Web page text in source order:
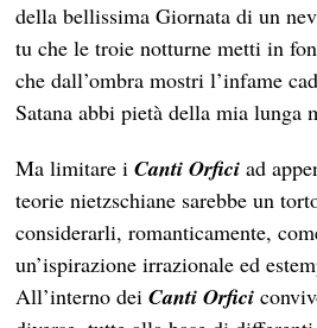
della bellissima Giornata di un
tu che le troie notturne metti in
che dall’ombra mostri l’infame
Satana abbi pietà della mia lunga
Ma limitare iCanti Orfici ad
teorie nietzschiane sarebbe un
considerarli, romanticamente,
un’ispirazione irrazionale ed
All’interno deiCanti Orfici